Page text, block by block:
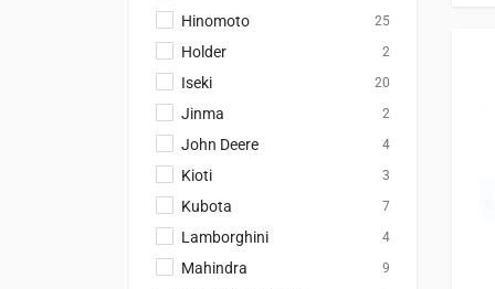
Hinomoto 25
Holder 2
Iseki 20
Jinma 2
John Deere 4
Kioti 3
Kubota 7
Lamborghini 4
Mahindra 9